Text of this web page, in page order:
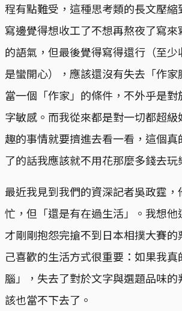
程有點難受，這種思考類的長文壓
寫邊覺得想收工了不想再熬夜了寫
的語氣，但最後覺得寫得還行（至
是蠻開心），應該還沒有失去「作家
當一個「作家」的條件，不外乎是
字敏感。而我從來都是對一切都超
趣的事情就要擠進去看一看，這個
了的話我應該就不用花那麼多錢去玩
最近我見到我們的資深記者吳政霆
忙，但「還是有在過生活」。我想
才剛剛抱怨完搶不到日本相撲大賽的
己喜歡的生活方式很重要：如果我真
腦」，失去了對於文字與選題品味
該也當不下去了。